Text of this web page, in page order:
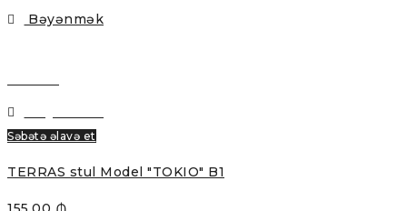
Bəyənmək
Səbətə əlavə et
TERRAS stul Model "TOKIO" B1